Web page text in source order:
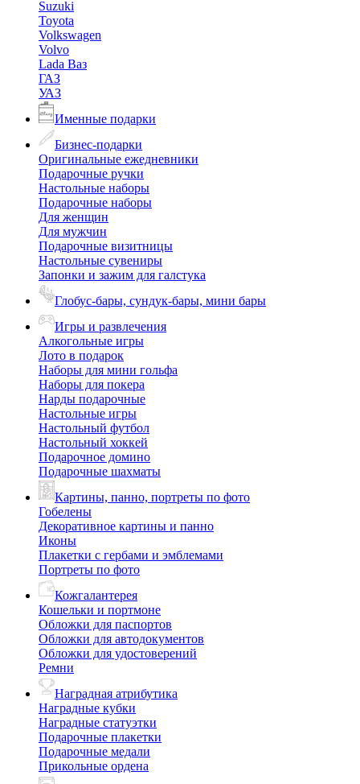
Suzuki
Toyota
Volkswagen
Volvo
Lada Ваз
ГАЗ
УАЗ
Именные подарки
Бизнес-подарки
Оригинальные ежедневники
Подарочные ручки
Настольные наборы
Подарочные наборы
Для женщин
Для мужчин
Подарочные визитницы
Настольные сувениры
Запонки и зажим для галстука
Глобус-бары, сундук-бары, мини бары
Игры и развлечения
Алкогольные игры
Лото в подарок
Наборы для мини гольфа
Наборы для покера
Нарды подарочные
Настольные игры
Настольный футбол
Настольный хоккей
Подарочное домино
Подарочные шахматы
Картины, панно, портреты по фото
Гобелены
Декоративное картины и панно
Иконы
Плакетки с гербами и эмблемами
Портреты по фото
Кожгалантерея
Кошельки и портмоне
Обложки для паспортов
Обложки для автодокументов
Обложки для удостоверений
Ремни
Наградная атрибутика
Наградные кубки
Наградные статуэтки
Подарочные плакетки
Подарочные медали
Прикольные ордена